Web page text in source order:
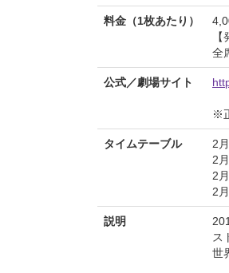
料金（1枚あたり）
全
公式／劇場サイト
※
タイムテーブル
2
2
2
2
説明
ス
世